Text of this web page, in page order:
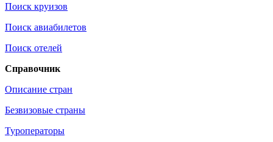
Поиск круизов
Поиск авиабилетов
Поиск отелей
Справочник
Описание стран
Безвизовые страны
Туроператоры